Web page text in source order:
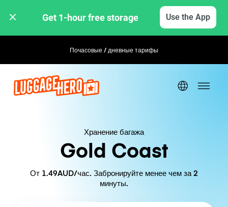
Get 1-hour free storage Use the App
Почасовые / дневные тарифы Гибкое бронирование
Хранение багажа
Gold Coast
От 1.49AUD/час. Забронируйте менее чем за 2
минуты.